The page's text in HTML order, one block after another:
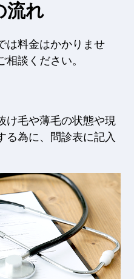
流れ
は料金はかかりませ
談ください。
け毛や薄毛の状態や現
る為に、問診表に記入